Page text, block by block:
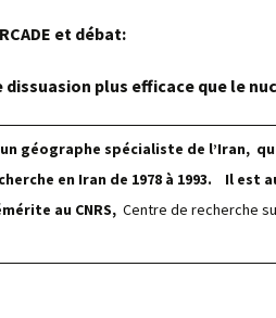
et débat:
dissuasion plus efficace que le
géographe spécialiste de l’Iran,
en Iran de 1978 à 1993.
Il est
au CNRS, Centre de recherche